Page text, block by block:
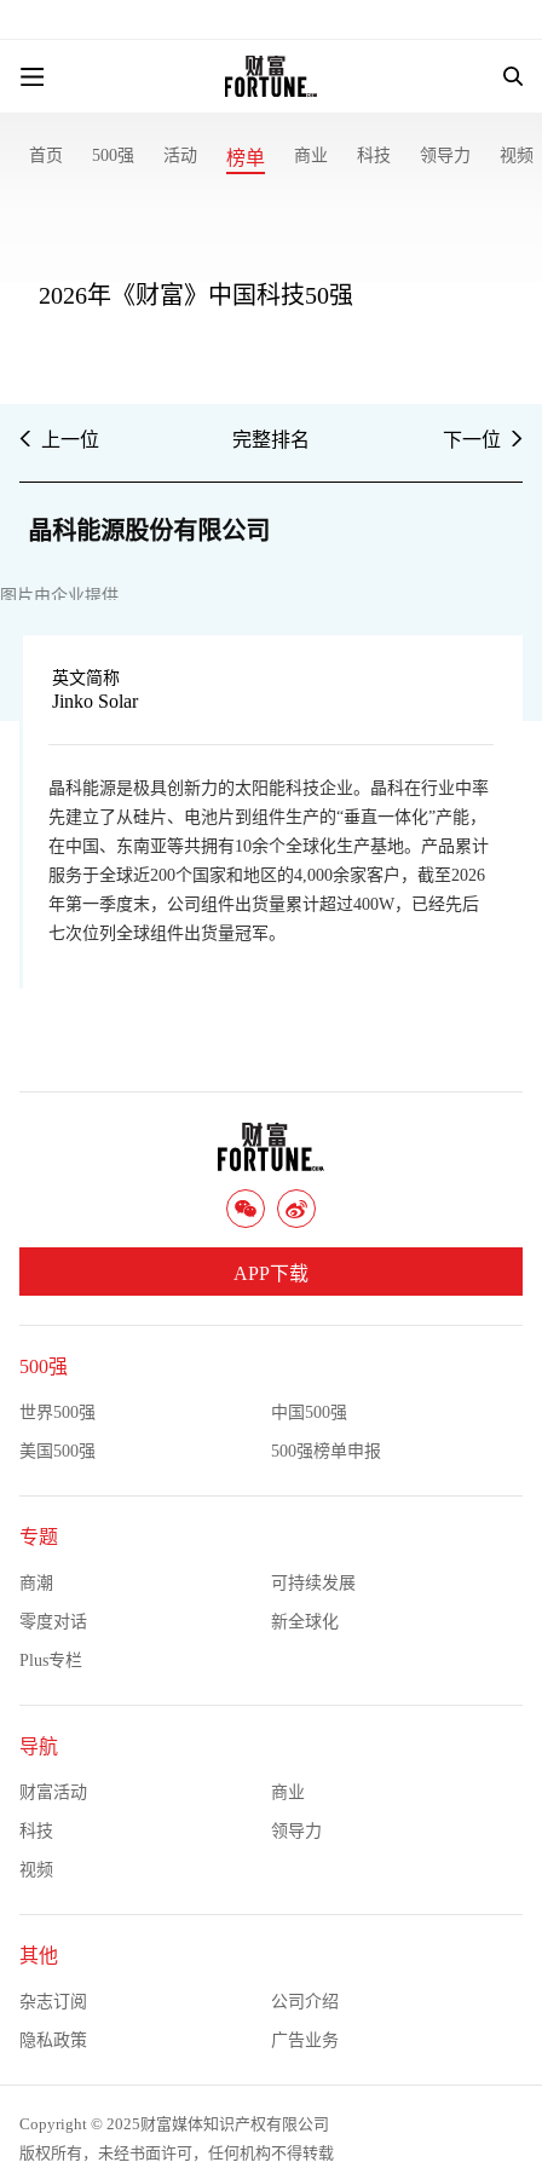
首页 500强 活动 榜单 商业 科技 领导力 视频
2026年《财富》中国科技50强
上一位 完整排名 下一位
晶科能源股份有限公司
图片由企业提供
英文简称
Jinko Solar
晶科能源是极具创新力的太阳能科技企业。晶科在行业中率
先建立了从硅片、电池片到组件生产的“垂直一体化”产能，
在中国、东南亚等共拥有10余个全球化生产基地。产品累计
服务于全球近200个国家和地区的4,000余家客户，截至2026
年第一季度末，公司组件出货量累计超过400W，已经先后
七次位列全球组件出货量冠军。
500强
世界500强 中国500强
美国500强 500强榜单申报
专题
商潮 可持续发展
零度对话 新全球化
Plus专栏
导航
财富活动 商业
科技 领导力
视频
其他
杂志订阅 公司介绍
隐私政策 广告业务
APP下载
Copyright © 2025财富媒体知识产权有限公司
版权所有，未经书面许可，任何机构不得转载